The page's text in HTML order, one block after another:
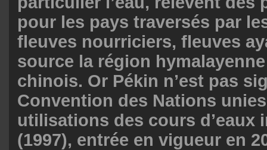
pour les pays traversés par
fleuves nourriciers, fleuves
source la région
chinois. Or Pékin n’est pas
Convention des Nations
utilisations des cours d’eaux
(1997), entrée en vigueur en